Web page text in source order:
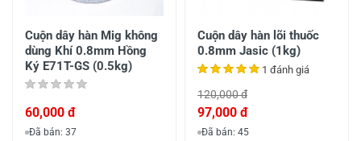
Cuộn dây hàn Mig không
dùng Khí 0.8mm Hồng
Ký E71T-GS (0.5kg)
60,000 đ
Đã bán: 37
Cuộn dây hàn lõi thuốc
0.8mm Jasic (1kg)
1 đánh giá
120,000 đ
97,000 đ
Đã bán: 45